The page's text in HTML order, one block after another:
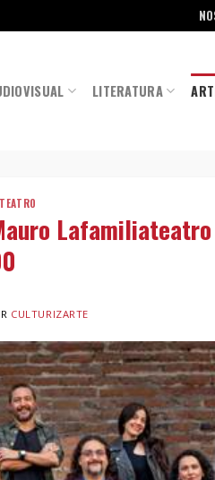
LITERATURA
TEATRO
CULTURIZARTE